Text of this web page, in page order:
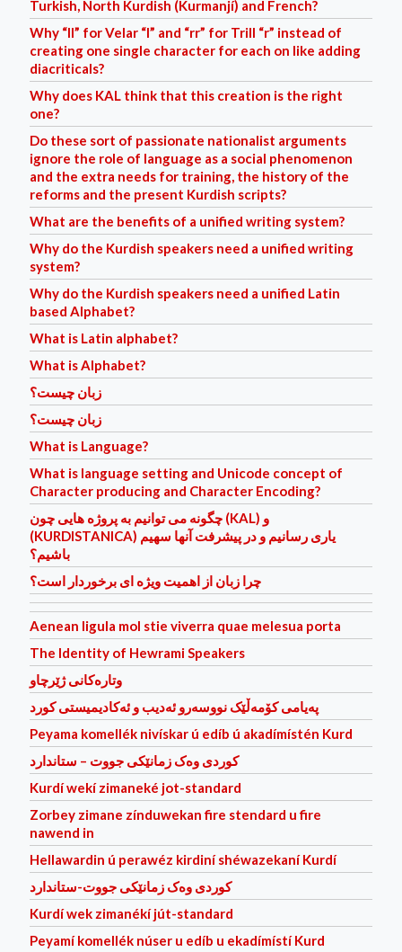
Turkish, North Kurdish (Kurmanjí) and French?
Why “ll” for Velar “l” and “rr” for Trill “r” instead of
creating one single character for each on like adding
diacriticals?
Why does KAL think that this creation is the right
one?
Do these sort of passionate nationalist arguments
ignore the role of language as a social phenomenon
and the extra needs for training, the history of the
reforms and the present Kurdish scripts?
What are the benefits of a unified writing system?
Why do the Kurdish speakers need a unified writing
system?
Why do the Kurdish speakers need a unified Latin
based Alphabet?
What is Latin alphabet?
What is Alphabet?
زبان چیست؟
زبان چیست؟
What is Language?
What is language setting and Unicode concept of
Character producing and Character Encoding?
چگونه می توانیم به پروژه هایی چون (KAL) و
(KURDISTANICA) یاری رسانیم و در پیشرفت آنها سهیم
باشیم؟
چرا زبان از اهمیت ویژه ای برخوردار است؟
Aenean ligula mol stie viverra quae melesua porta
The Identity of Hewrami Speakers
وتاره‌كانی ژێرچاو
پەیامی کۆمەڵێک نووسەرو ئەدیب و ئەکادیمیستی کورد
Peyama komellék nivískar ú edíb ú akadímístén Kurd
کوردی وه‌ک زمانێکی جووت – ستاندارد
Kurdí wekí zimaneké jot-standard
Zorbey zimane zínduwekan fire stendard u fire
nawend in
Hellawardin ú perawéz kirdiní shéwazekaní Kurdí
کوردی وه‌ک زمانێکی جووت-ستاندارد
Kurdí wek zimanékí jút-standard
Peyamí komellék núser u edíb u ekadímístí Kurd